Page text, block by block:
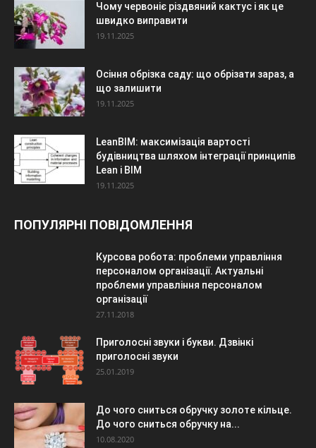
Чому червоніє різдвяний кактус і як це
швидко виправити
19.11.2025
Осіння обрізка саду: що обрізати зараз, а
що залишити
19.11.2025
LeanBIM: максимізація вартості
будівництва шляхом інтеграції принципів
Lean і BIM
19.11.2025
ПОПУЛЯРНІ ПОВІДОМЛЕННЯ
Курсова робота: проблеми управління
персоналом організації. Актуальні
проблеми управління персоналом
організації
27.11.2018
Приголосні звуки і букви. Дзвінкі
приголосні звуки
25.01.2019
До чого сниться обручку золоте кільце.
До чого сниться обручку на...
10.08.2020